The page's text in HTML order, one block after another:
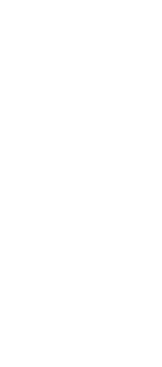
utilizza il
di analisi
potrebbero
loro o
servizi.